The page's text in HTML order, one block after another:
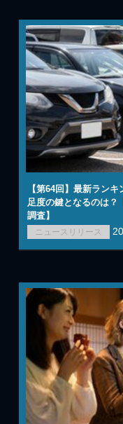
【第64回】最新ラン
足度の鍵となるのは？
調査】
ニュースリリース